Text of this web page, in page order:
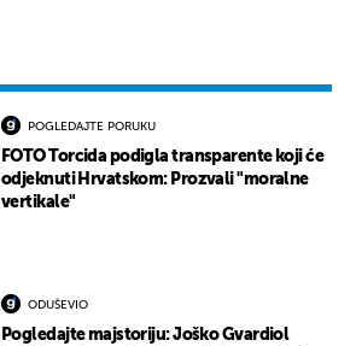
POGLEDAJTE PORUKU
FOTO Torcida podigla transparente koji će
odjeknuti Hrvatskom: Prozvali "moralne
vertikale"
ODUŠEVIO
Pogledajte majstoriju: Joško Gvardiol